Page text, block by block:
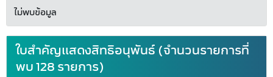
ไม่พบข้อมูล
ใบสำคัญแสดงสิทธิอนุพันธ์ (จำนวนรายการที่
พบ 128 รายการ)